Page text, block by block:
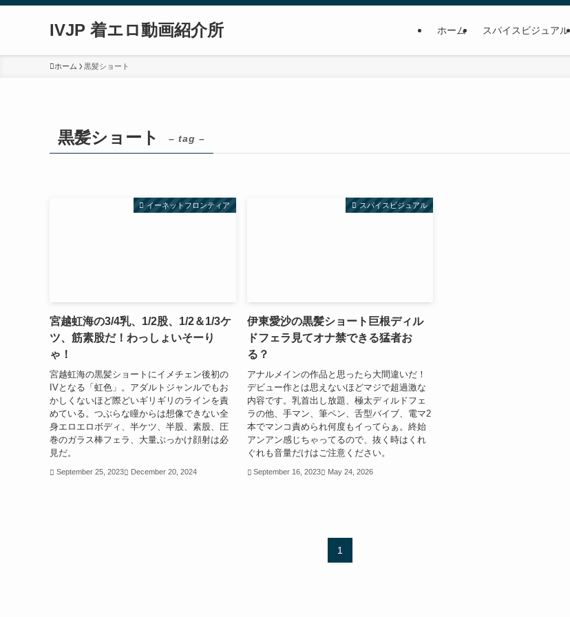
IVJP 着エロ動画紹介所 ホーム スパイスビジュアル
ホーム 黒髪ショート
黒髪ショート – tag –
イーネットフロンティア
宮越虹海の3/4乳、1/2股、1/2＆1/3ケ
ツ、筋素股だ！わっしょいそーり
ゃ！
宮越虹海の黒髪ショートにイメチェン後初の
IVとなる「虹色」。アダルトジャンルでもお
かしくないほど際どいギリギリのラインを責
めている。つぶらな瞳からは想像できない全
身エロエロボディ、半ケツ、半股、素股、圧
巻のガラス棒フェラ、大量ぶっかけ顔射は必
見だ。
September 25, 2023 December 20, 2024
スパイスビジュアル
伊東愛沙の黒髪ショート巨根ディル
ドフェラ見てオナ禁できる猛者お
る？
アナルメインの作品と思ったら大間違いだ！
デビュー作とは思えないほどマジで超過激な
内容です。乳首出し放題、極太ディルドフェ
ラの他、手マン、筆ペン、舌型バイブ、電マ2
本でマンコ責められ何度もイってらぁ。終始
アンアン感じちゃってるので、抜く時はくれ
ぐれも音量だけはご注意ください。
September 16, 2023 May 24, 2026
1